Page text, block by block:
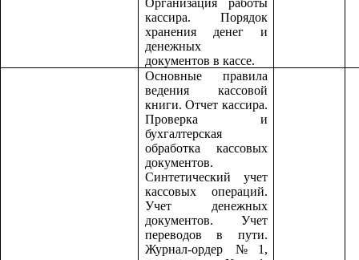
Организация работы
кассира. Порядок
хранения денег и
денежных
документов в кассе.
Основные правила
ведения кассовой
книги. Отчет кассира.
Проверка и
бухгалтерская
обработка кассовых
документов.
Синтетический учет
кассовых операций.
Учет денежных
документов. Учет
переводов в пути.
Журнал-ордер №1,